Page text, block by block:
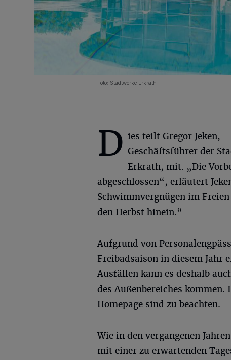
Foto: Stadtwerke Erkrath
D ies teilt Gregor Jeken,
Geschäftsführer der
Erkrath, mit. „Die
abgeschlossen“, erläutert
Schwimmvergnügen im
den Herbst hinein.“
Aufgrund von
Freibadsaison in diesem Jahr
Ausfällen kann es deshalb
des Außenbereiches
Homepage sind zu beachten.
Wie in den vergangenen
mit einer zu erwartenden